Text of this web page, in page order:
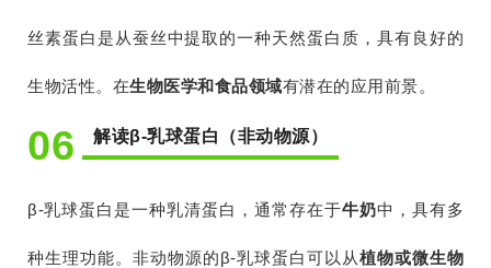
丝素蛋白是从蚕丝中提取的一种天然蛋白质，具有良好的
生物活性。在生物医学和食品领域有潜在的应用前景。
06 解读β-乳球蛋白（非动物源）
β-乳球蛋白是一种乳清蛋白，通常存在于牛奶中，具有多
种生理功能。非动物源的β-乳球蛋白可以从植物或微生物